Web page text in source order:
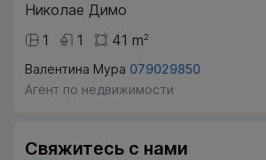
Николае Димо
1
1 41 m2
Валентина Мура 079029850
Агент по недвижимости
Свяжитесь с нами